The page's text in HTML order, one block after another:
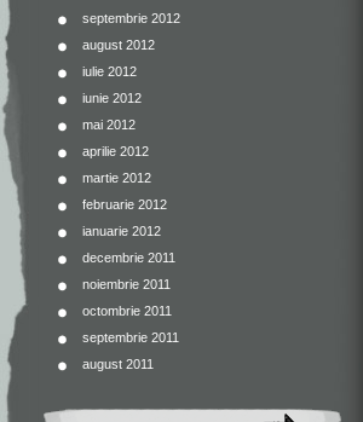
septembrie 2012
august 2012
iulie 2012
iunie 2012
mai 2012
aprilie 2012
martie 2012
februarie 2012
ianuarie 2012
decembrie 2011
noiembrie 2011
octombrie 2011
septembrie 2011
august 2011